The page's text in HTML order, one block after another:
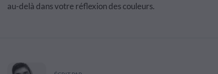
au-delà dans votre réflexion des couleurs.